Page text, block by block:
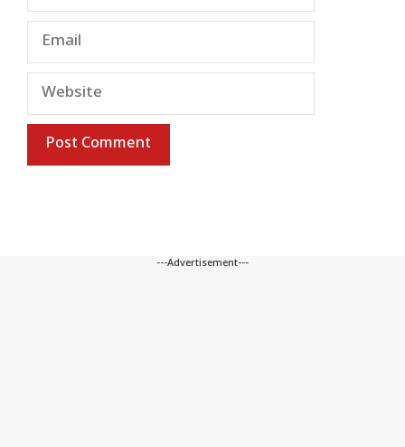
Email
Website
---Advertisement---